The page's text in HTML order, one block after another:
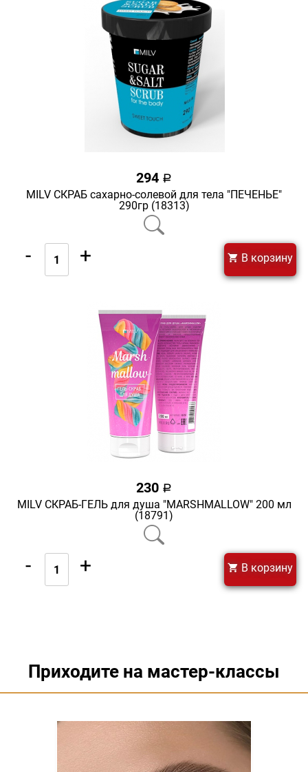
294 a
MILV СКРАБ сахарно-солевой для тела "ПЕЧЕНЬЕ"
290гр (18313)
- + В корзину
230 a
MILV СКРАБ-ГЕЛЬ для душа "MARSHMALLOW" 200 мл
(18791)
- + В корзину
Приходите на мастер-классы